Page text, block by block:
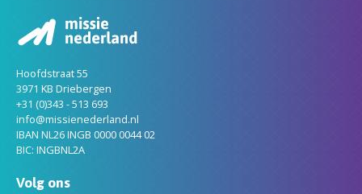
Hoofdstraat 55
3971 KB Driebergen
+31 (0)343 - 513 693
info@missienederland.nl
IBAN NL26 INGB 0000 0044 02
BIC: INGBNL2A
Volg ons